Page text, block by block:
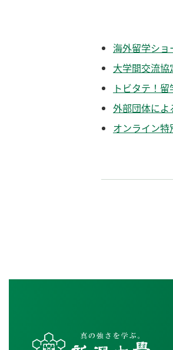
海外留学ショ
大学間交流
トビタテ！
外部団体に
オンライン